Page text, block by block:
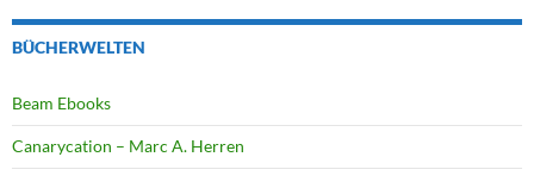
BÜCHERWELTEN
Beam Ebooks
Canarycation – Marc A. Herren